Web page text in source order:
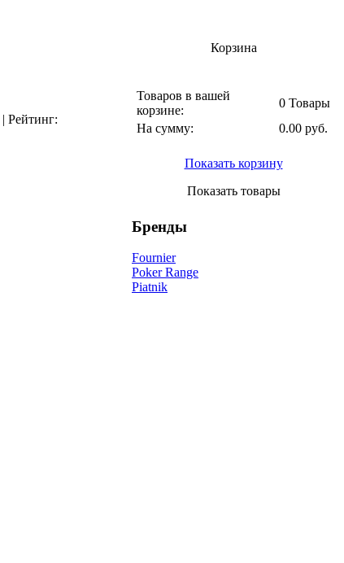
| Рейтинг:
Корзина
Товаров в вашей
корзине:
0 Товары
На сумму:
0.00 руб.
Показать корзину
Показать товары
Бренды
Fournier
Poker Range
Piatnik